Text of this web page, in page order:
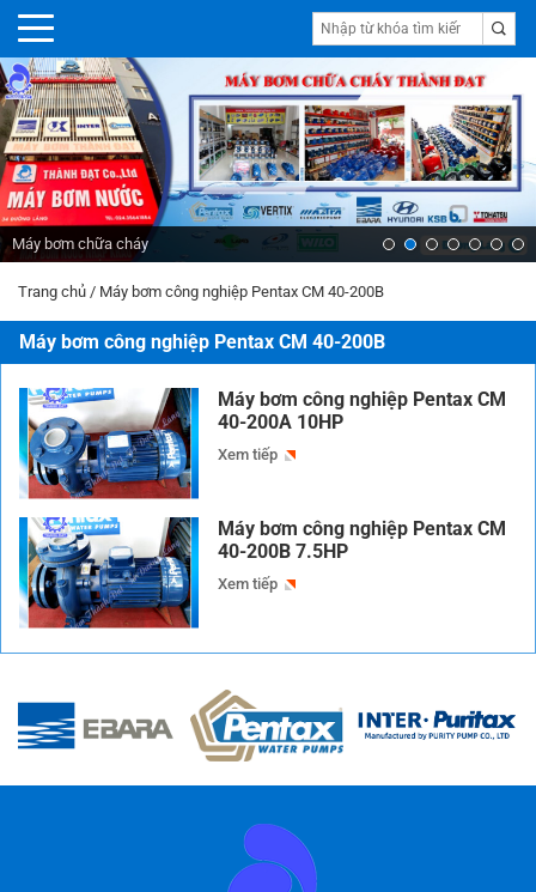
Máy bơm chữa cháy
Trang chủ / Máy bơm công nghiệp Pentax CM 40-200B
Máy bơm công nghiệp Pentax CM 40-200B
Máy bơm công nghiệp Pentax CM
40-200A 10HP
Xem tiếp
Máy bơm công nghiệp Pentax CM
40-200B 7.5HP
Xem tiếp